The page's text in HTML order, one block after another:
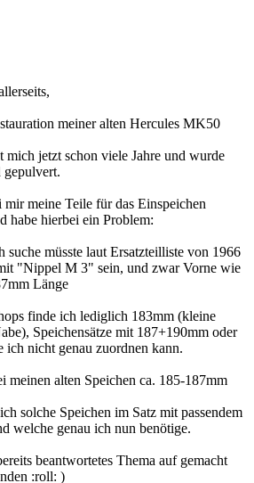
meiner alten Hercules MK50
mich jetzt schon viele Jahre und wurde
gepulvert.
meine Teile für das Einspeichen
habe hierbei ein Problem:
suche müsste laut Ersatzteilliste von 1966
"Nippel M 3" sein, und zwar Vorne wie
Länge
finde ich lediglich 183mm (kleine
Speichensätze mit 187+190mm oder
ich nicht genau zuordnen kann.
meinen alten Speichen ca. 185-187mm
solche Speichen im Satz mit passendem
welche genau ich nun benötige.
beantwortetes Thema auf gemacht
:roll: )